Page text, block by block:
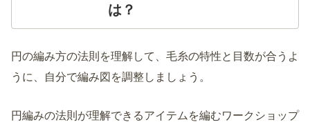
は？
円の編み方の法則を理解して、毛糸の特性と目数が合うよ
うに、自分で編み図を調整しましょう。
円編みの法則が理解できるアイテムを編むワークショップ